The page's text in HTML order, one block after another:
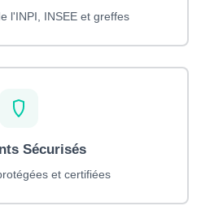
l'INPI, INSEE et greffes
Sécurisés
et certifiées